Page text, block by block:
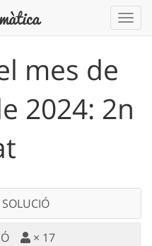
mes de
2024: 2n
× 17